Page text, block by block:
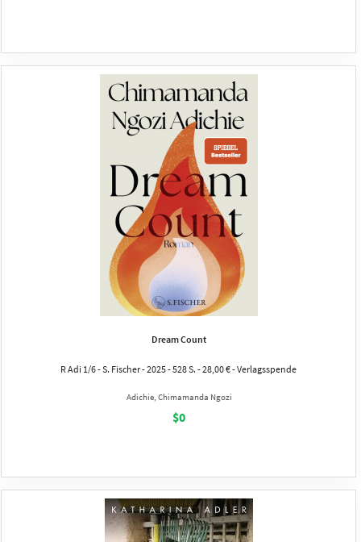
Dream Count
R Adi 1/6 - S. Fischer - 2025 - 528 S. - 28,00 € - Verlagsspende
Adichie, Chimamanda Ngozi
$0